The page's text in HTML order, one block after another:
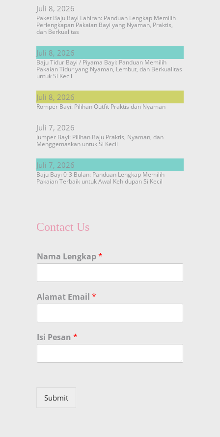
Juli 8, 2026
Paket Baju Bayi Lahiran: Panduan Lengkap Memilih
Perlengkapan Pakaian Bayi yang Nyaman, Praktis,
dan Berkualitas
Juli 8, 2026
Baju Tidur Bayi / Piyama Bayi: Panduan Memilih
Pakaian Tidur yang Nyaman, Lembut, dan Berkualitas
untuk Si Kecil
Juli 8, 2026
Romper Bayi: Pilihan Outfit Praktis dan Nyaman
Juli 7, 2026
Jumper Bayi: Pilihan Baju Praktis, Nyaman, dan
Menggemaskan untuk Si Kecil
Juli 7, 2026
Baju Bayi 0-3 Bulan: Panduan Lengkap Memilih
Pakaian Terbaik untuk Awal Kehidupan Si Kecil
Contact Us
Nama Lengkap*
Alamat Email *
Isi Pesan *
Submit